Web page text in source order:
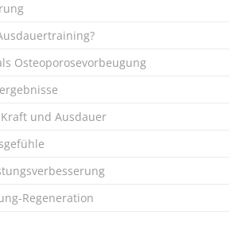
Osteoporosevorbeugung
und Ausdauer
Regeneration